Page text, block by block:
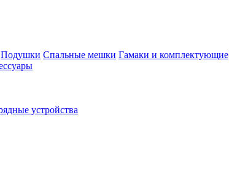
Подушки Спальные мешки Гамаки и комплектующие
устройства